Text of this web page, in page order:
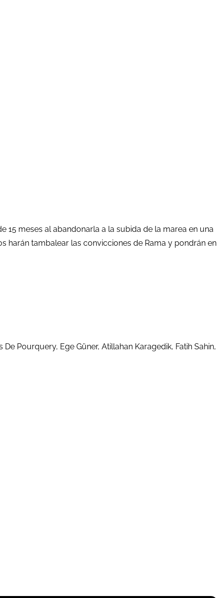
15 meses al abandonarla a la subida de la marea en una
harán tambalear las convicciones de Rama y pondrán en
Pourquery, Ege Güner, Atillahan Karagedik, Fatih Sahin,